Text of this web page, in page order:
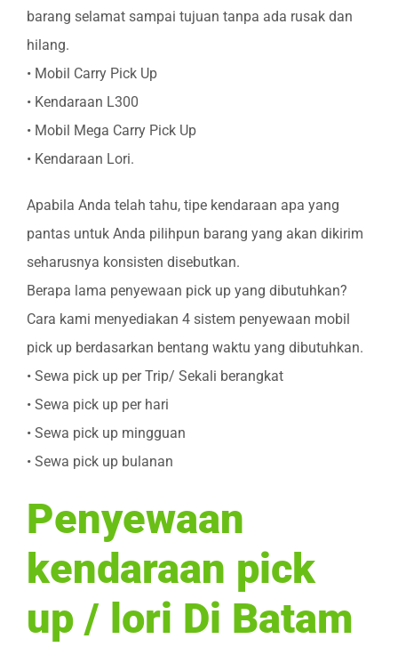
barang selamat sampai tujuan tanpa ada rusak dan
hilang.
• Mobil Carry Pick Up
• Kendaraan L300
• Mobil Mega Carry Pick Up
• Kendaraan Lori.
Apabila Anda telah tahu, tipe kendaraan apa yang
pantas untuk Anda pilihpun barang yang akan dikirim
seharusnya konsisten disebutkan.
Berapa lama penyewaan pick up yang dibutuhkan?
Cara kami menyediakan 4 sistem penyewaan mobil
pick up berdasarkan bentang waktu yang dibutuhkan.
• Sewa pick up per Trip/ Sekali berangkat
• Sewa pick up per hari
• Sewa pick up mingguan
• Sewa pick up bulanan
Penyewaan
kendaraan pick
up / lori Di Batam